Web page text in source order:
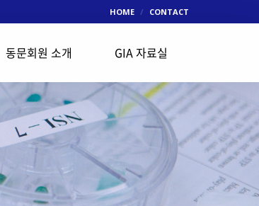
HOME CONTACT
동문회원 소개 GIA 자료실